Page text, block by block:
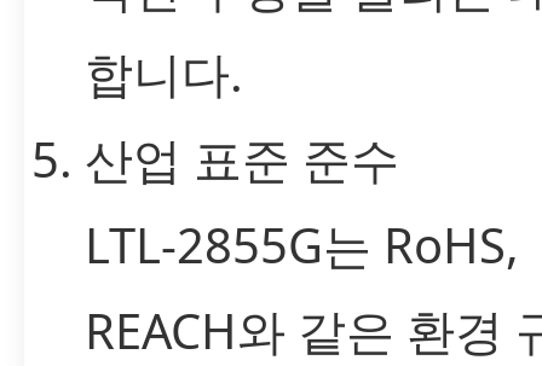
합니다.
산업 표준 준수
LTL-2855G는 RoHS,
REACH와 같은 환경